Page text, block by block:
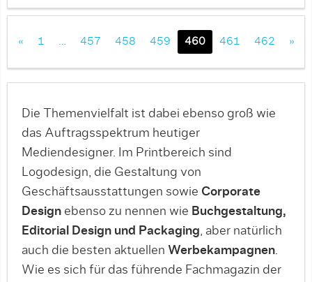
« 1 457 458 459 460 461 462 »
Die Themenvielfalt ist dabei ebenso groß wie
das Auftragsspektrum heutiger
Mediendesigner. Im Printbereich sind
Logodesign, die Gestaltung von
Geschäftsausstattungen sowie Corporate
Design ebenso zu nennen wie Buchgestaltung,
Editorial Design und Packaging , aber natürlich
auch die besten aktuellen Werbekampagnen
Wie es sich für das führende Fachmagazin der